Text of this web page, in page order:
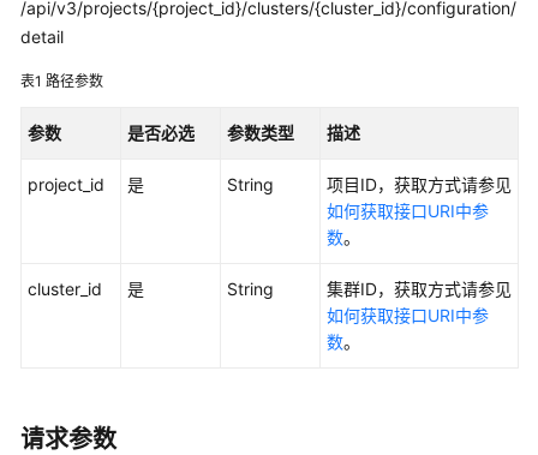
产
品
绍
计
说
Kubernetes
快
/api/v3/projects/{project_id}/clusters/{cluster_id}/configuration/
detail
表1 路径参数
参数 是否必选 参数类型 描述
project_id 是 String
项目ID，获取方式请参见
如何获取接口URI中参
数。
cluster_id 是 String
集群ID，获取方式请参见
如何获取接口URI中参
数。
请求参数